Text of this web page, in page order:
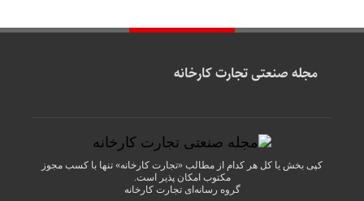
مجله صنعتی تجارت کارخانه
کپی بخش یا کل هر کدام از مطالب «تجارت کارخانه» تنها با کسب مجوز
مکتوب امکان پذیر است.
گروه رسانه‌ایتجارت کارخانه